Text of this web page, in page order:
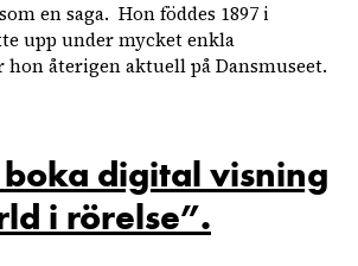
en saga. Hon föddes 1897 i
upp under mycket enkla
återigen aktuell på Dansmuseet.
digital visning
i rörelse”.